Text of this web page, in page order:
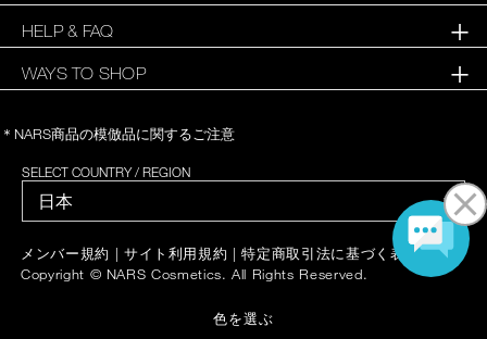
色を選ぶ
HELP & FAQ
WAYS TO SHOP
＊NARS商品の模倣品に関するご注意
SELECT COUNTRY / REGION
メンバー規約 | サイト利用規約 |特定商取引法に基づく表記|
Copyright © NARS Cosmetics. All Rights Reserved.